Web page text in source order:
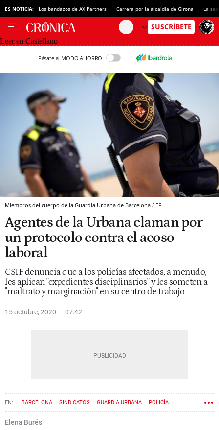
ES NOTICIA: Los bandazos de AX Partners Carrera por la alcaldía de Girona La
Leer en Castellano
Pásate al MODO AHORRO
Miembros del cuerpo de la Guardia Urbana de Barcelona / EP
Agentes de la Urbana claman por
un protocolo contra el acoso
laboral
CSIF denuncia que a los policías afectados, a menudo,
les aplican "expedientes disciplinarios" y les someten a
"maltrato y marginación" en su centro de trabajo
15 octubre, 2020 07:42
BARCELONA SINDICATOS GUARDIA URBANA POLICÍA
MALTRATO
Elena Burés